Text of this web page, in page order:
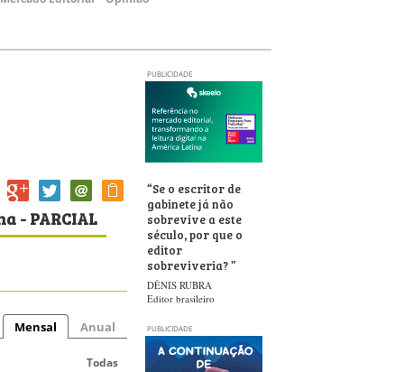
PUBLICIDADE
- PARCIAL
Mensal Anual
Todas
“Se o escritor de
gabinete já não
sobrevive a este
século, por que o
editor
sobreviveria?”
DÊNIS RUBRA
Editor brasileiro
PUBLICIDADE